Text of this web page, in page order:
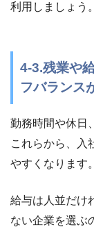
利用しましょう。
4-3.残業や
フバランス
勤務時間や休日
これらから、入
やすくなります。
給与は人並だけ
ない企業を選ぶ